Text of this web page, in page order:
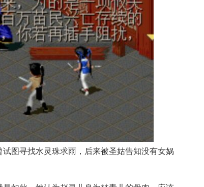
图寻找水灵珠求雨，后来被圣姑告知没有女娲